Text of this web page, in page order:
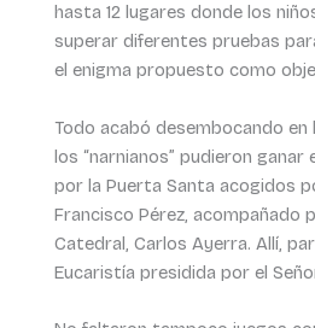
hasta 12 lugares donde los
superar diferentes pruebas
el enigma propuesto como
Todo acabó desembocando en
los “narnianos” pudieron ganar
por la Puerta Santa acogidos
Francisco Pérez, acompañado
Catedral, Carlos Ayerra. Allí,
Eucaristía presidida por el